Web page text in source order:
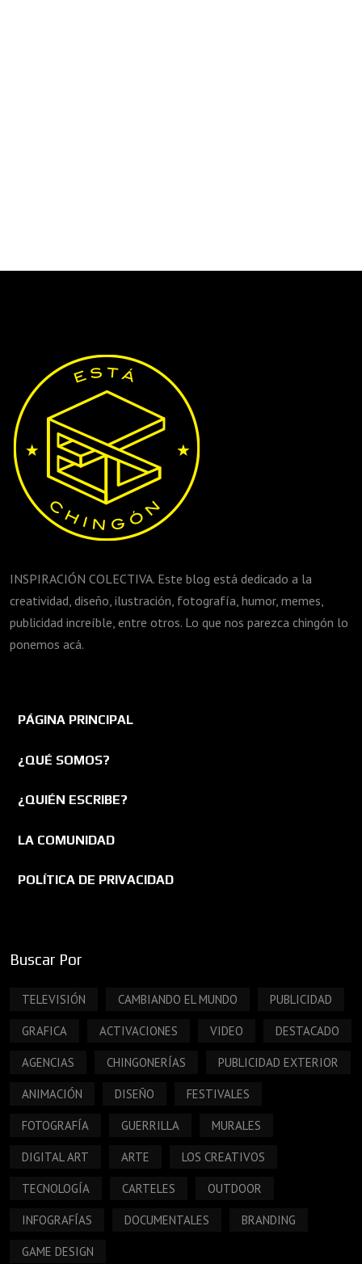
INSPIRACIÓN COLECTIVA. Este blog está dedicado a la
creatividad, diseño, ilustración, fotografía, humor, memes,
publicidad increíble, entre otros. Lo que nos parezca chingón lo
ponemos acá.
PÁGINA PRINCIPAL
¿QUÉ SOMOS?
¿QUIÉN ESCRIBE?
LA COMUNIDAD
POLÍTICA DE PRIVACIDAD
Buscar Por
TELEVISIÓN CAMBIANDO EL MUNDO PUBLICIDAD
GRAFICA ACTIVACIONES VIDEO DESTACADO
AGENCIAS CHINGONERÍAS PUBLICIDAD EXTERIOR
ANIMACIÓN DISEÑO FESTIVALES
FOTOGRAFÍA GUERRILLA MURALES
DIGITAL ART ARTE LOS CREATIVOS
TECNOLOGÍA CARTELES OUTDOOR
INFOGRAFÍAS DOCUMENTALES BRANDING
GAME DESIGN